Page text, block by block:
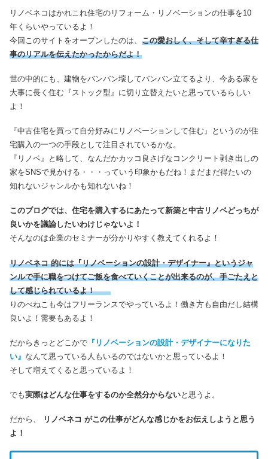
リノベネコはかれこれ住宅のリフォーム・リノベーションの仕事を10
年くらいやっているよ！
今回このサイトをオープンしたのは、 この愛おしく、そして辛すぎる仕
事のリアルを伝えたかったからだよ！
世の中的にも、建物をバンバン壊してバンバン立てるより、今ある家を
大事に長く住む『ストック型』に切り立替えたいと思っているらしい
よ！
『中古住宅を買って自分好みにリノベーションして住む』というのが住
宅購入の一つの手段として注目されているかな。
『リノベ』と略して、なんだかカッコ良さげなコンクリート剥き出しの
家をSNSで見かける・・・っていう印象かもだね！まだまだ得たいの
知れないジャンルかも知れないね！
このブログでは、住宅を購入するにあたって新築と中古リノベどっちが
良いかを議論したいわけじゃないよ！
そんなのは企業のセミナーが分かりやすく教えてくれるよ！
リノベネコ的には『リノベーションの設計・デザイナー』というジャ
ンルで手に職をつけてご飯を食べていくことが出来るのが、手ごたえと
して感じられているよ！
りのべねこも今はフリーランスでやっているよ！働き方も自由だし結構
良いよ！需要もあるよ！
だからきっとどこかで 『リノベーションの設計・デザイナーになりた
い』 なんて思っている人もいるのではないかと思っているよ！
そして増えてくると思っているよ！
でも実際はどんな仕事をするのか全然分からないと思うよ。
だから、 リノベネコ がこの仕事がどんな感じかをお伝えしようと思う
よ！